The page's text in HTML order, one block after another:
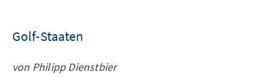
Golf-Staaten
von Philipp Dienstbier